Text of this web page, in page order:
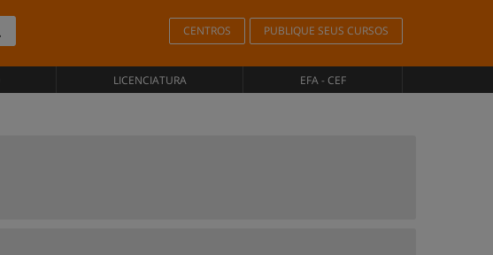
CENTROS PUBLIQUE SEUS CURSOS
LICENCIATURA EFA - CEF